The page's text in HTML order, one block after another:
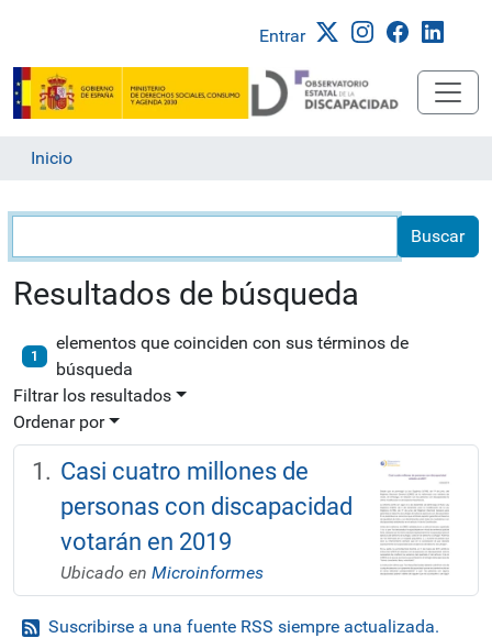
Entrar
Inicio
Resultados de búsqueda
1
elementos que coinciden con sus términos de
búsqueda
Filtrar los resultados
Ordenar por
Casi cuatro millones de
personas con discapacidad
votarán en 2019
Ubicado en Microinformes
Suscribirse a una fuente RSS siempre actualizada.